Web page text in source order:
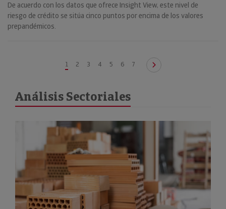
De acuerdo con los datos que ofrece Insight View, este nivel de
riesgo de crédito se sitúa cinco puntos por encima de los valores
prepandémicos.
1 2 3 4 5 6 7
Análisis Sectoriales